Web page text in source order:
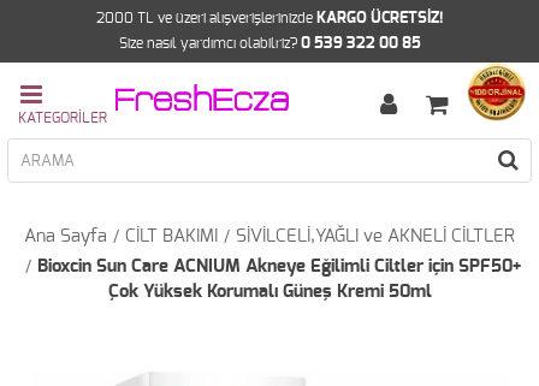
2000 TL ve üzeri alışverişlerinizde KARGO ÜCRETSİZ!
Size nasıl yardımcı olabilriz? 0 539 322 00 85
Ana Sayfa CİLT BAKIMI
SİVİLCELİ,YAĞLI ve AKNELİ CİLTLER
Bioxcin Sun Care ACNIUM Akneye Eğilimli Ciltler için SPF50+
Çok Yüksek Korumalı Güneş Kremi 50ml